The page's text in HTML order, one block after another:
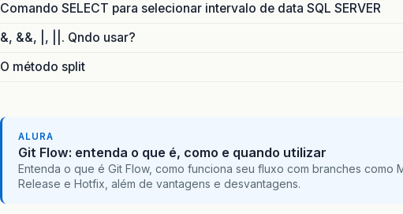
Comando SELECT para selecionar intervalo de data SQL SERVER
&, &&, |, ||. Qndo usar?
O método split
ALURA
Git Flow: entenda o que é, como e quando utilizar
Entenda o que é Git Flow, como funciona seu fluxo com branches como
Release e Hotfix, além de vantagens e desvantagens.